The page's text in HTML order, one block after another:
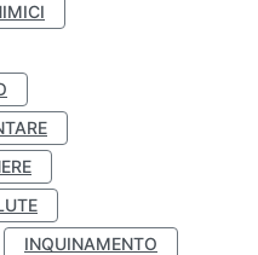
INQUINAMENTO